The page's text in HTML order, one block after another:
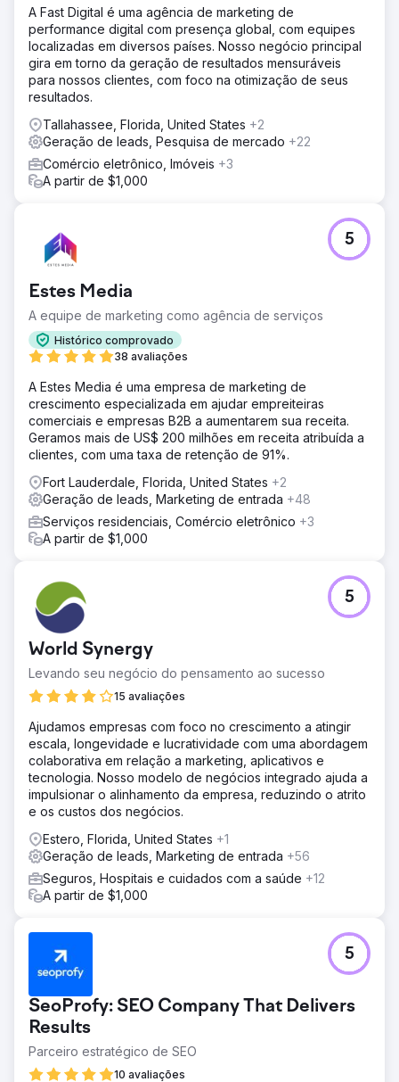
A Fast Digital é uma agência de marketing de
performance digital com presença global, com equipes
localizadas em diversos países. Nosso negócio principal
gira em torno da geração de resultados mensuráveis
para nossos clientes, com foco na otimização de seus
resultados.
Tallahassee, Florida, United States +2
Geração de leads, Pesquisa de mercado +22
Comércio eletrônico, Imóveis +3
A partir de $1,000
Estes Media
A equipe de marketing como agência de serviços
Histórico comprovado
38 avaliações
5
A Estes Media é uma empresa de marketing de
crescimento especializada em ajudar empreiteiras
comerciais e empresas B2B a aumentarem sua receita.
Geramos mais de US$ 200 milhões em receita atribuída a
clientes, com uma taxa de retenção de 91%.
Fort Lauderdale, Florida, United States +2
Geração de leads, Marketing de entrada +48
Serviços residenciais, Comércio eletrônico +3
A partir de $1,000
World Synergy
Levando seu negócio do pensamento ao sucesso
15 avaliações
5
Ajudamos empresas com foco no crescimento a atingir
escala, longevidade e lucratividade com uma abordagem
colaborativa em relação a marketing, aplicativos e
tecnologia. Nosso modelo de negócios integrado ajuda a
impulsionar o alinhamento da empresa, reduzindo o atrito
e os custos dos negócios.
Estero, Florida, United States +1
Geração de leads, Marketing de entrada +56
Seguros, Hospitais e cuidados com a saúde +12
A partir de $1,000
SeoProfy: SEO Company That Delivers
Results
Parceiro estratégico de SEO
10 avaliações
5